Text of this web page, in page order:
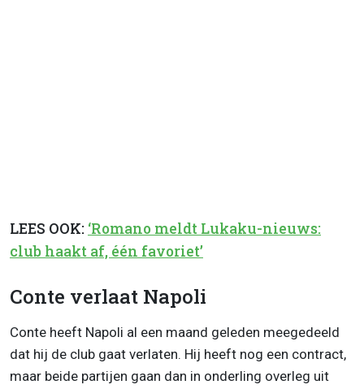
LEES OOK: ‘Romano meldt Lukaku-nieuws:
club haakt af, één favoriet’
Conte verlaat Napoli
Conte heeft Napoli al een maand geleden meegedeeld
dat hij de club gaat verlaten. Hij heeft nog een contract,
maar beide partijen gaan dan in onderling overleg uit